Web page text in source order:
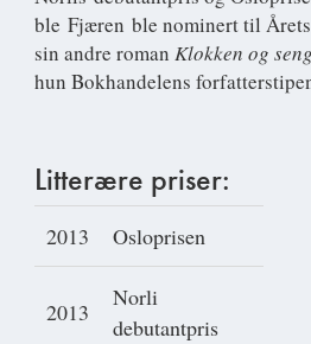
ble Fjæren ble nominert til
sin andre roman Klokken og
hun Bokhandelens
Litterære priser:
2013 Osloprisen
2013
Norli
debutantpris